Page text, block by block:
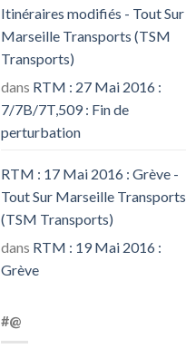
Itinéraires modifiés - Tout Sur
Marseille Transports (TSM
Transports)
dans RTM : 27 Mai 2016 :
7/7B/7T,509 : Fin de
perturbation
RTM : 17 Mai 2016 : Grève -
Tout Sur Marseille Transports
(TSM Transports)
dans RTM : 19 Mai 2016 :
Grève
#@